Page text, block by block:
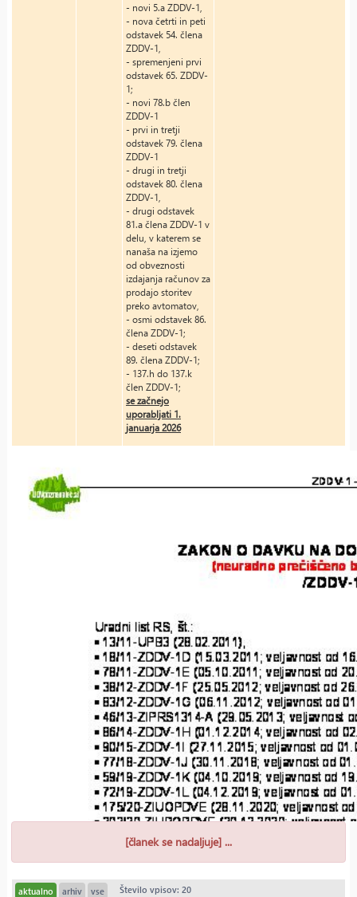
- novi 5.a ZDDV-1,
- nova četrti in peti
odstavek 54. člena
ZDDV-1,
- spremenjeni prvi
odstavek 65. ZDDV-
1;
- novi 78.b člen
ZDDV-1
- prvi in tretji
odstavek 79. člena
ZDDV-1
- drugi in tretji
odstavek 80. člena
ZDDV-1,
- drugi odstavek
81.a člena ZDDV-1 v
delu, v katerem se
nanaša na izjemo
od obveznosti
izdajanja računov za
prodajo storitev
preko avtomatov,
- osmi odstavek 86.
člena ZDDV-1;
- deseti odstavek
89. člena ZDDV-1;
- 137.h do 137.k
člen ZDDV-1;
se začnejo
uporabljati 1.
januarja 2026
[članek se nadaljuje] ...
aktualno arhiv vse Število vpisov: 20